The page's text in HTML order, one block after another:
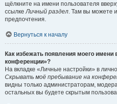
щёлкните на имени пользователя
ссылкеЛичный раздел. Там вы можете
предпочтения.
Вернуться к началу
Как избежать появления моего имени
конференции»?
На вкладке «Личные настройки» в
Скрывать моё пребывание на
видны только администраторам,
остальных вы будете скрытым